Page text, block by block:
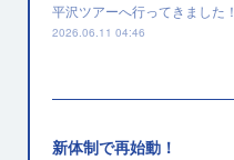
平沢ツアーへ行ってきました！
2026.06.11 04:46
新体制で再始動！